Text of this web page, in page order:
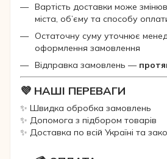
Вартість доставки може
міста, об’єму та способу
Остаточну суму уточнює
оформлення замовлення
Відправка замовлень —
💜 НАШІ ПЕРЕВАГИ
✨ Швидка обробка замовлень
✨ Допомога з підбором товарів
✨ Доставка по всій Україні та